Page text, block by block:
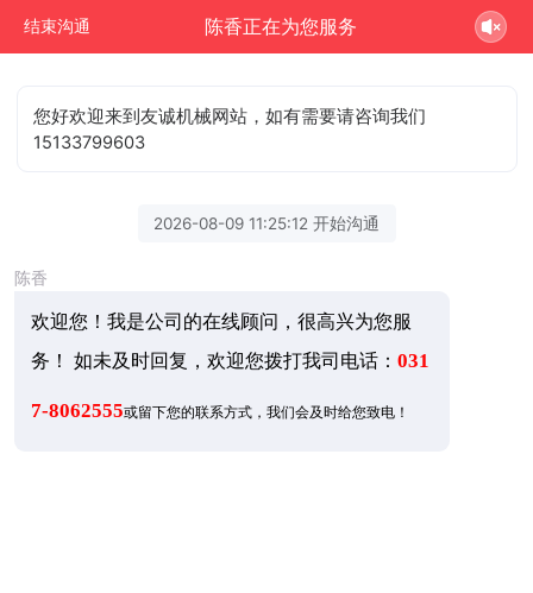
结束沟通 陈香正在为您服务
您好欢迎来到友诚机械网站，如有需要请咨询我们
15133799603
2026-08-09 11:25:12 开始沟通
陈香
欢迎您！我是公司的在线顾问，很高兴为您服
务！ 如未及时回复，欢迎您拨打我司电话： 031
7-8062555或留下您的联系方式，我们会及时给您致电！